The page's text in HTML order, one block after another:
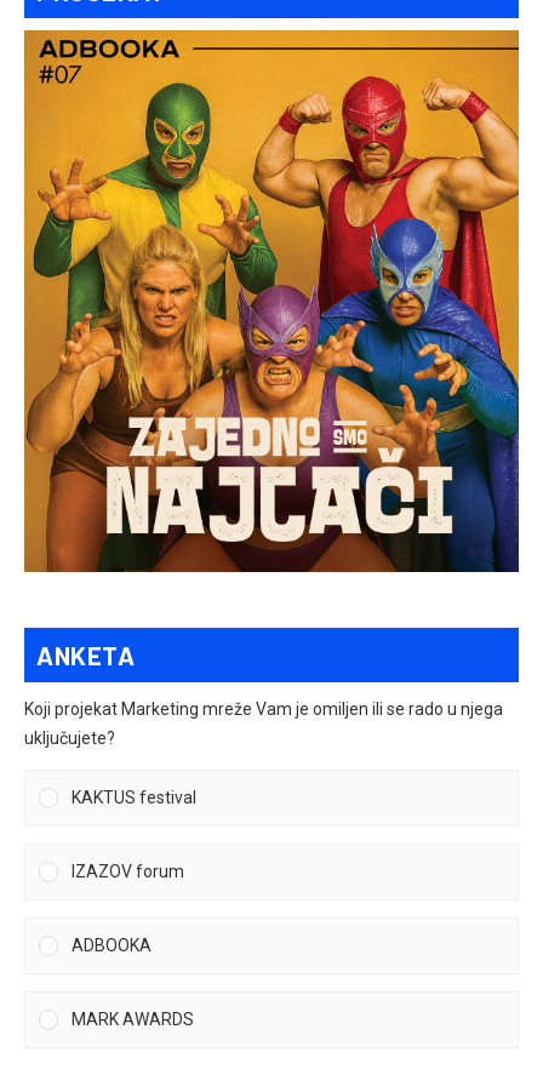
ANKETA
Koji projekat Marketing mreže Vam je omiljen ili se rado u njega
uključujete?
KAKTUS festival
IZAZOV forum
ADBOOKA
MARK AWARDS